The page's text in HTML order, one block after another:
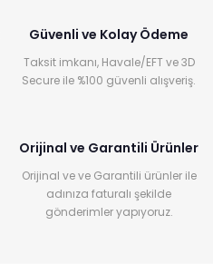
Güvenli ve Kolay Ödeme
Taksit imkanı, Havale/EFT ve 3D
Secure ile %100 güvenli alışveriş.
Orijinal ve Garantili Ürünler
Orijinal ve ve Garantili ürünler ile
adınıza faturalı şekilde
gönderimler yapıyoruz.